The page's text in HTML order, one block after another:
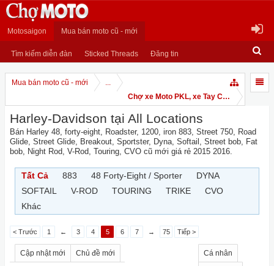
Motosaigon Mua bán moto cũ - mới
Tìm kiếm diễn đàn Sticked Threads Đăng tin
Mua bán moto cũ - mới
...
Chợ xe Moto PKL, xe Tay Côn
Harley-Davidson tại All Locations
Bán Harley 48, forty-eight, Roadster, 1200, iron 883, Street 750, Road
Glide, Street Glide, Breakout, Sportster, Dyna, Softail, Street bob, Fat
bob, Night Rod, V-Rod, Touring, CVO cũ mới giá rẻ 2015 2016.
Tất Cả 883 48 Forty-Eight / Sporter
DYNA
SOFTAIL
V-ROD TOURING TRIKE
CVO
Khác
< Trước 1 ← 3 4 5 6 7 → 75 Tiếp >
Cập nhật mới Chủ đề mới Cá nhân